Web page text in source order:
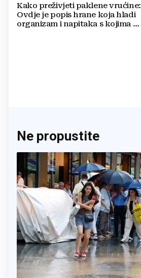
Kako preživjeti paklene vrućine:
Ovdje je popis hrane koja hladi
organizam i napitaka s kojima si
Ne propustite